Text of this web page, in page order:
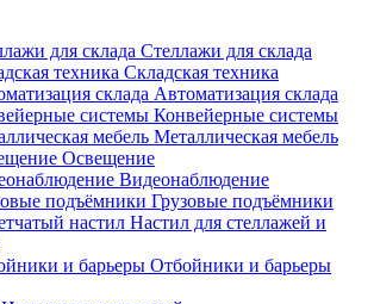
Cтеллажи для склада
Складская техника
Автоматизация склада
Конвейерные системы
Металлическая мебель
Освещение
Видеонаблюдение
Грузовые подъёмники
Настил для стеллажей и
Отбойники и барьеры